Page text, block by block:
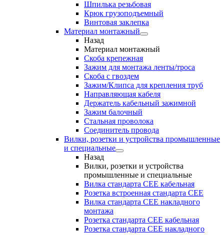
Шпилька резьбовая
Крюк грузоподъемный
Винтовая заклепка
Материал монтажный
Назад
Материал монтажный
Скоба крепежная
Зажим для монтажа ленты/троса
Скоба с гвоздем
Зажим/Клипса для крепления труб
Направляющая кабеля
Держатель кабельный зажимной
Зажим балочный
Стальная проволока
Соединитель провода
Вилки, розетки и устройства промышленные
и специальные
Назад
Вилки, розетки и устройства
промышленные и специальные
Вилка стандарта CEE кабельная
Розетка встроенная стандарта CEE
Вилка стандарта CEE накладного
монтажа
Розетка стандарта СЕЕ кабельная
Розетка стандарта СЕЕ накладного